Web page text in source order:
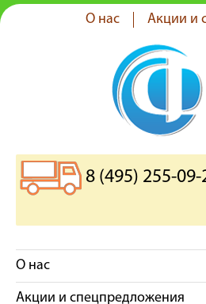
О нас Акции и
8 (495) 255-09-
О нас
Акции и спецпредложения